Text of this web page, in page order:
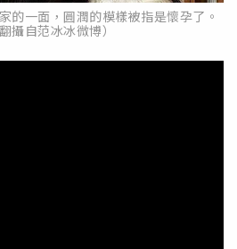
的一面，圓潤的模樣被指是懷孕了。
攝自范冰冰微博）